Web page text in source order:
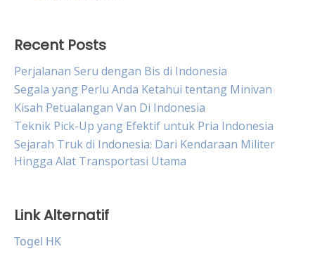
Recent Posts
Perjalanan Seru dengan Bis di Indonesia
Segala yang Perlu Anda Ketahui tentang Minivan
Kisah Petualangan Van Di Indonesia
Teknik Pick-Up yang Efektif untuk Pria Indonesia
Sejarah Truk di Indonesia: Dari Kendaraan Militer
Hingga Alat Transportasi Utama
Link Alternatif
Togel HK